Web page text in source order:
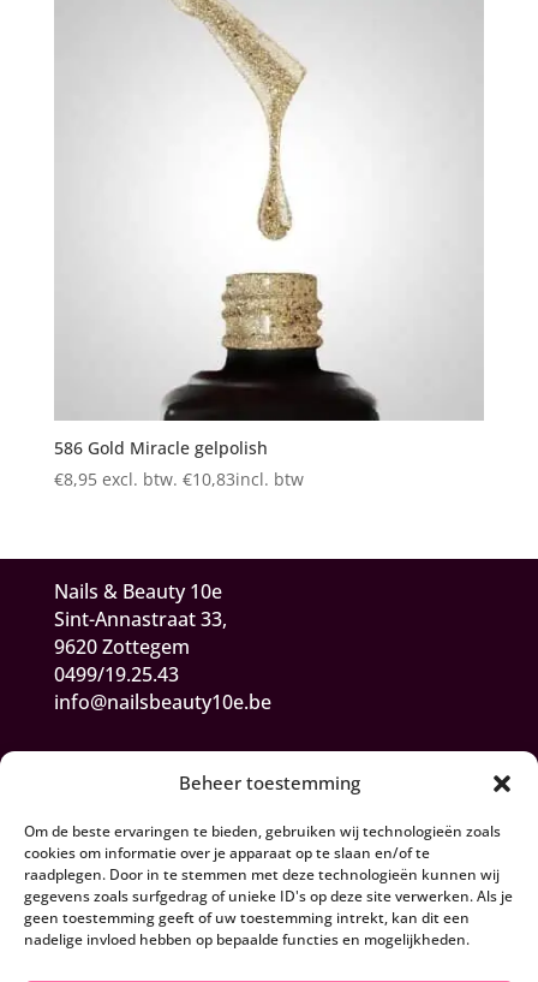
Beheer toestemming
Om de beste ervaringen te bieden, gebruiken wij technologieën zoals
cookies om informatie over je apparaat op te slaan en/of te
raadplegen. Door in te stemmen met deze technologieën kunnen wij
gegevens zoals surfgedrag of unieke ID's op deze site verwerken. Als je
geen toestemming geeft of uw toestemming intrekt, kan dit een
nadelige invloed hebben op bepaalde functies en mogelijkheden.
586 Gold Miracle gelpolish
€8,95 excl. btw. €10,83incl. btw
Nails & Beauty 10e
Sint-Annastraat 33,
9620 Zottegem
0499/19.25.43
info@nailsbeauty10e.be
Algemene Voorwaarden